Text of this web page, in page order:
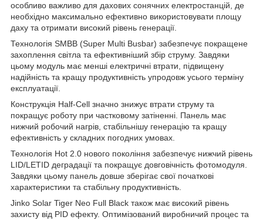
особливо важливо для дахових сонячних електростанцій, де
необхідно максимально ефективно використовувати площу
даху та отримати високий рівень генерації.
Технологія SMBB (Super Multi Busbar) забезпечує покращене
захоплення світла та ефективніший збір струму. Завдяки
цьому модуль має менші електричні втрати, підвищену
надійність та кращу продуктивність упродовж усього терміну
експлуатації.
Конструкція Half-Cell значно знижує втрати струму та
покращує роботу при частковому затіненні. Панель має
нижчий робочий нагрів, стабільнішу генерацію та кращу
ефективність у складних погодних умовах.
Технологія Hot 2.0 нового покоління забезпечує нижчий рівень
LID/LETID деградації та покращує довговічність фотомодуля.
Завдяки цьому панель довше зберігає свої початкові
характеристики та стабільну продуктивність.
Jinko Solar Tiger Neo Full Black також має високий рівень
захисту від PID ефекту. Оптимізований виробничий процес та